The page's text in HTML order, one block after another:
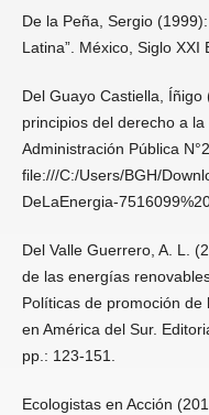
De la Peña, Sergio
Latina”. México, Siglo XXI
Del Guayo Castiella,
principios del derecho a
Administración Pública
file:///C:/Users/BGH/
DeLaEnergia-
Del Valle Guerrero, A. L.
de las energías
Políticas de promoción
en América del Sur.
pp.: 123-151.
Ecologistas en Acción